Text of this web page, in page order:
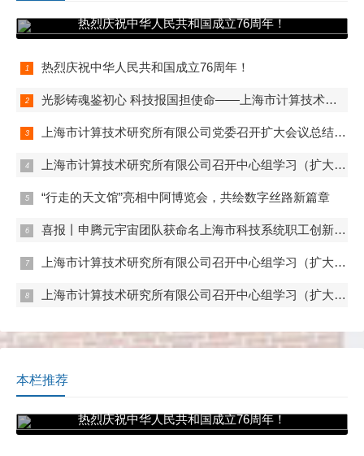
热烈庆祝中华人民共和国成立76周年！
热烈庆祝中华人民共和国成立76周年！
光影铸魂鉴初心 科技报国担使命——上海市计算技术研究所有限公司第一、第二、第五党支部组织观看电影《731》
上海市计算技术研究所有限公司党委召开扩大会议总结学习教育
上海市计算技术研究所有限公司召开中心组学习（扩大）会——组织观看抗战胜利80周年阅兵
“行走的天文馆”亮相中阿博览会，共绘数字丝路新篇章
喜报丨申腾元宇宙团队获命名上海市科技系统职工创新工作室
上海市计算技术研究所有限公司召开中心组学习（扩大）会——专题学习内控管理
上海市计算技术研究所有限公司召开中心组学习（扩大）会——专题学习数据流通与数据合规 数据产权与公共数据授权运营
本栏推荐
热烈庆祝中华人民共和国成立76周年！